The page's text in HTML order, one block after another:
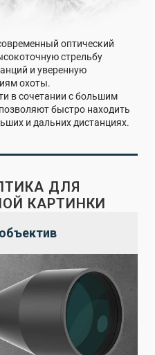
оптический
стрельбу
и уверенную
охоты.
в сочетании с большим
быстро находить
и дальних дистанциях.
ДЛЯ
КАРТИНКИ